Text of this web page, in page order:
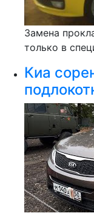
Замена
только в
Киа